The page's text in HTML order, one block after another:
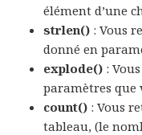
élément d’une
strlen() : Vous
donné en
explode() :
paramètres que
count() : Vous
tableau, (le